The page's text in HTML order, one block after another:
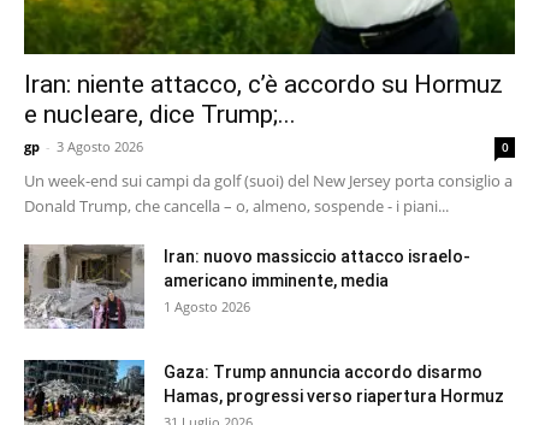
Iran: niente attacco, c’è accordo su Hormuz
e nucleare, dice Trump;...
gp - 3 Agosto 2026 0
Un week-end sui campi da golf (suoi) del New Jersey porta consiglio a
Donald Trump, che cancella – o, almeno, sospende - i piani...
Iran: nuovo massiccio attacco israelo-
americano imminente, media
1 Agosto 2026
Gaza: Trump annuncia accordo disarmo
Hamas, progressi verso riapertura Hormuz